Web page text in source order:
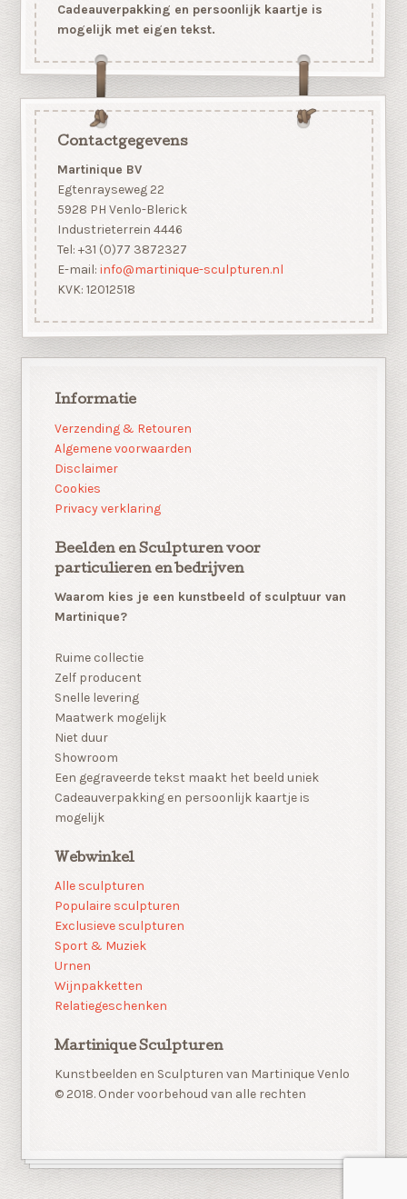
Cadeauverpakking en persoonlijk kaartje is
mogelijk met eigen tekst.
Contactgegevens
Martinique BV
Egtenrayseweg 22
5928 PH Venlo-Blerick
Industrieterrein 4446
Tel: +31 (0)77 3872327
E-mail: info@martinique-sculpturen.nl
KVK: 12012518
Informatie
Verzending & Retouren
Algemene voorwaarden
Disclaimer
Cookies
Privacy verklaring
Beelden en Sculpturen voor
particulieren en bedrijven
Waarom kies je een kunstbeeld of sculptuur van
Martinique?
Ruime collectie
Zelf producent
Snelle levering
Maatwerk mogelijk
Niet duur
Showroom
Een gegraveerde tekst maakt het beeld uniek
Cadeauverpakking en persoonlijk kaartje is
mogelijk
Webwinkel
Alle sculpturen
Populaire sculpturen
Exclusieve sculpturen
Sport & Muziek
Urnen
Wijnpakketten
Relatiegeschenken
Martinique Sculpturen
Kunstbeelden en Sculpturen van Martinique Venlo
© 2018. Onder voorbehoud van alle rechten